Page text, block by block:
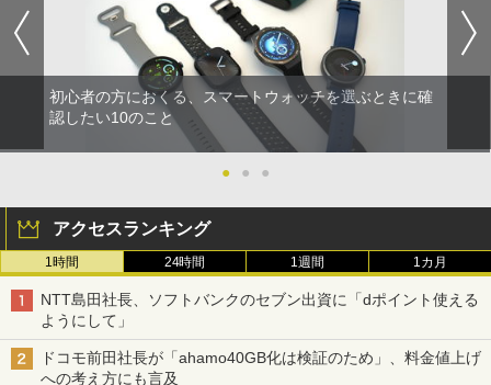
初心者の方におくる、スマートウォッチを選ぶときに確
認したい10のこと
● ● ●
アクセスランキング
1時間 24時間 1週間 1カ月
NTT島田社長、ソフトバンクのセブン出資に「dポイント使える
ようにして」
ドコモ前田社長が「ahamo40GB化は検証のため」、料金値上げ
への考え方にも言及